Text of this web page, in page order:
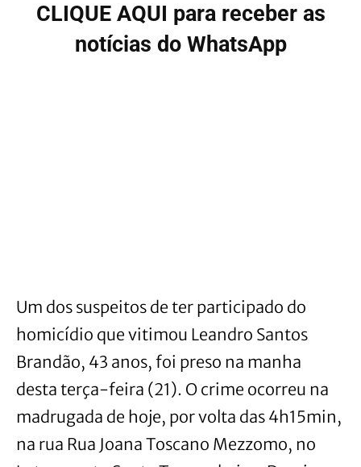
CLIQUE AQUI para receber as
notícias do WhatsApp
Um dos suspeitos de ter participado do
homicídio que vitimou Leandro Santos
Brandão, 43 anos, foi preso na manha
desta terça-feira (21). O crime ocorreu na
madrugada de hoje, por volta das 4h15min,
na rua Rua Joana Toscano Mezzomo, no